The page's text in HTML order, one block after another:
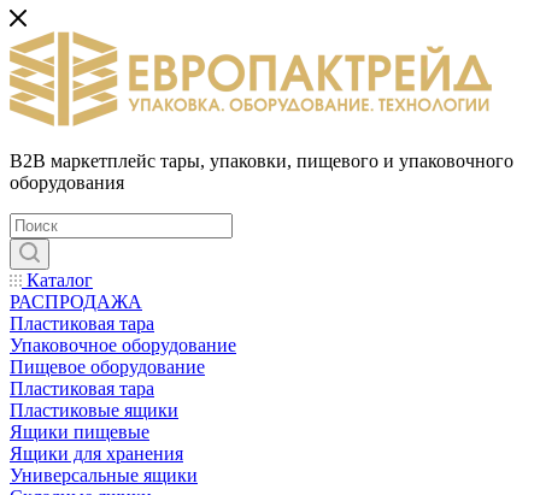
B2B маркетплейс тары, упаковки, пищевого и упаковочного
оборудования
Каталог
РАСПРОДАЖА
Пластиковая тара
Упаковочное оборудование
Пищевое оборудование
Пластиковая тара
Пластиковые ящики
Ящики пищевые
Ящики для хранения
Универсальные ящики